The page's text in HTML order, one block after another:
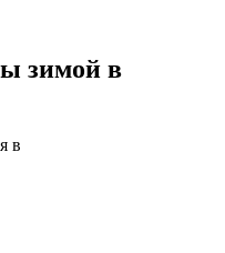
зимой в
в